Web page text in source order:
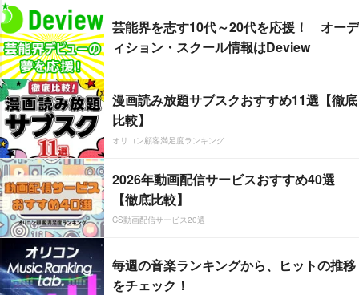
芸能界を志す10代～20代を応援！ オーデ
ィション・スクール情報はDeview
漫画読み放題サブスクおすすめ11選【徹底
比較】
オリコン顧客満足度ランキング
2026年動画配信サービスおすすめ40選
【徹底比較】
CS動画配信サービス20選
毎週の音楽ランキングから、ヒットの推移
をチェック！